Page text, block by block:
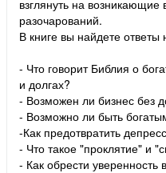
взглянуть на
разочарований.
В книге вы найдете
- Что говорит Библия о
и долгах?
- Возможен ли бизнес без
- Возможно ли быть
-Как предотвратить
- Что такое "проклятие" и
- Как обрести уверенность